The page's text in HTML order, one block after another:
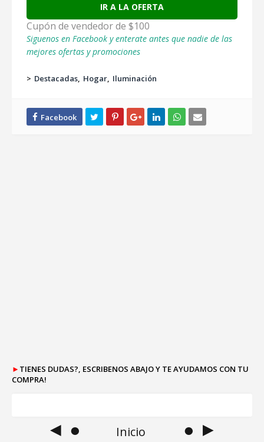
IR A LA OFERTA
Cupón de vendedor de $100
Siguenos en Facebook y enterate antes que nadie de las
mejores ofertas y promociones
> Destacadas Hogar Iluminación
► TIENES DUDAS?, ESCRIBENOS ABAJO Y TE AYUDAMOS CON TU
COMPRA!
◄ ● Inicio ● ►